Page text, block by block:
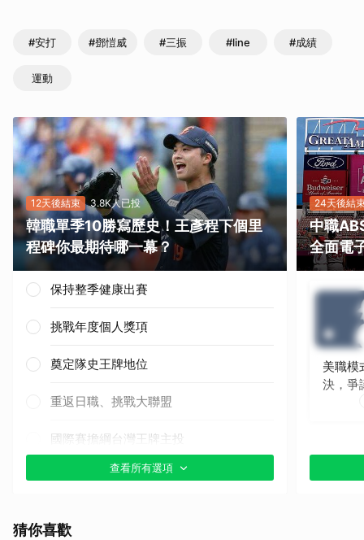
#安打 #鄧愷威 #三振 #line #成績
運動
12天後結束 3.8K人已投
韓職單季10勝寫歷史！王彥程下個里
程碑你最期待哪一幕？
保持整季健康出賽
挑戰年度個人獎項
奠定隊史王牌地位
重返日職、挑戰大聯盟
國際賽擔綱台灣王牌主投
其他（歡迎貼文分享）
查看所有選項
24天後結
中職
全面電
美職模
決，爭
猜你喜歡